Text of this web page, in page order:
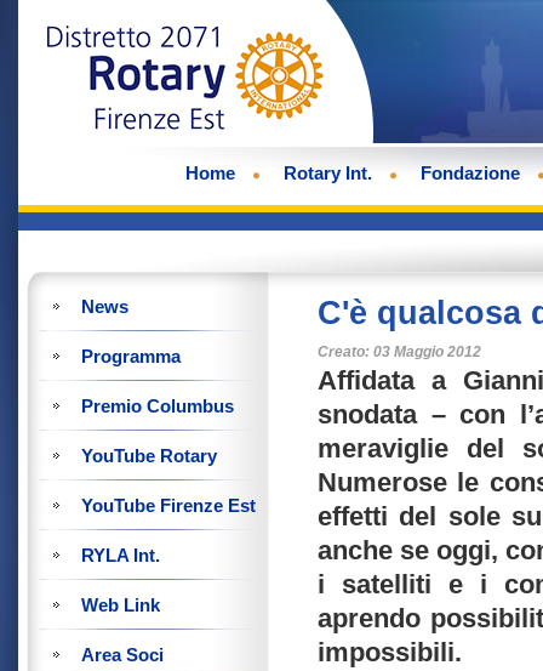
Home Rotary Int. Fondazione
News
Programma
Premio Columbus
YouTube Rotary
YouTube Firenze Est
RYLA Int.
Web Link
Area Soci
C'è qualcosa
Creato: 03 Maggio 2012
Affidata a
snodata – con
meraviglie del
Numerose le
effetti del sole
anche se oggi,
i satelliti e i
aprendo
impossibili.